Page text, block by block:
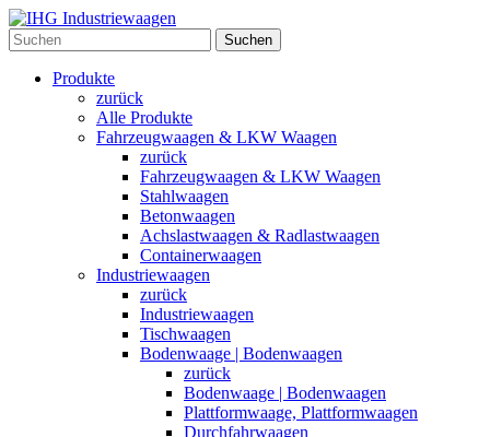
Suchen
Produkte
zurück
Alle Produkte
Fahrzeugwaagen & LKW Waagen
zurück
Fahrzeugwaagen & LKW Waagen
Stahlwaagen
Betonwaagen
Achslastwaagen & Radlastwaagen
Containerwaagen
Industriewaagen
zurück
Industriewaagen
Tischwaagen
Bodenwaage | Bodenwaagen
zurück
Bodenwaage | Bodenwaagen
Plattformwaage, Plattformwaagen
Durchfahrwaagen